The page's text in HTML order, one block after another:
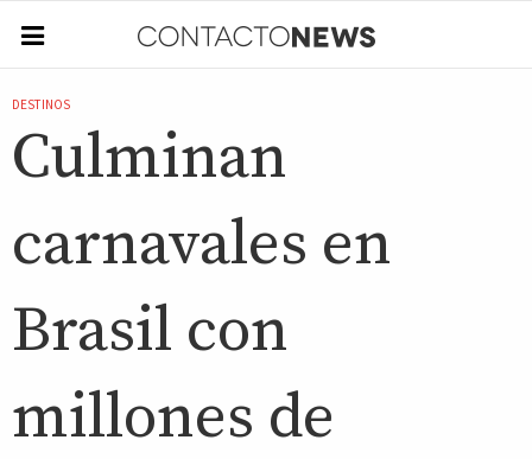
DESTINOS
Culminan
carnavales en
Brasil con
millones de